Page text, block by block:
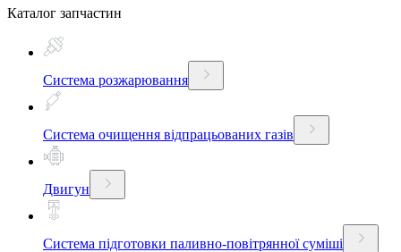
Каталог запчастин
Система розжарювання
Система очищення відпрацьованих газів
Двигун
Система підготовки паливно-повітрянної суміші